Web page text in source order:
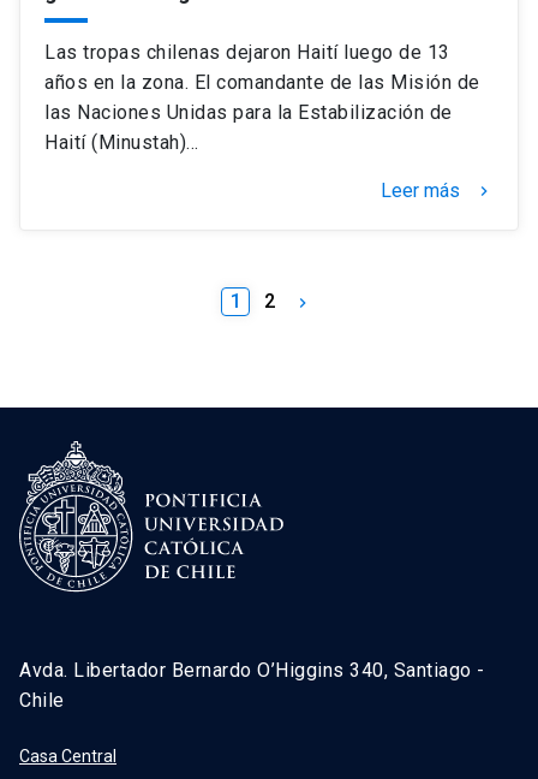
Las tropas chilenas dejaron Haití luego de 13
años en la zona. El comandante de las Misión de
las Naciones Unidas para la Estabilización de
Haití (Minustah)…
Leer más keyboard_arrow_right
1 2 keyboard_arrow_right
Avda. Libertador Bernardo O’Higgins 340, Santiago -
Chile
Casa Central